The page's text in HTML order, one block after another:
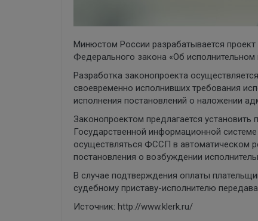
Минюстом России разрабатывается
Федерального закона «Об исполнительном
Разработка законопроекта
своевременно исполнивших требования
исполнения постановлений о наложении
Законопроектом предлагается
Государственной информационной
осуществляться ФССП в автоматическом
постановления о возбуждении
В случае подтверждения оплаты
судебному приставу-исполнителю
Источник: http://www.klerk.ru/